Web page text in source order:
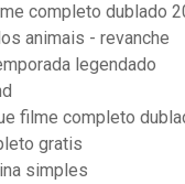
completo dublado
animais - revanche
legendado
filme completo
gratis
simples